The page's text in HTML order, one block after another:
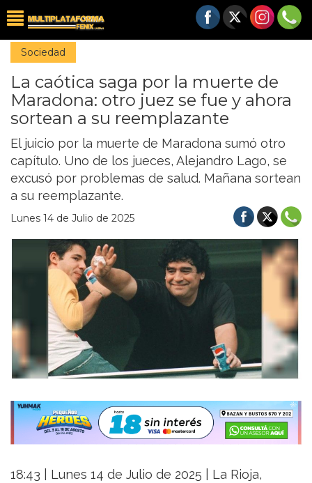
Sociedad
La caótica saga por la muerte de
Maradona: otro juez se fue y ahora
sortean a su reemplazante
El juicio por la muerte de Maradona sumó otro
capítulo. Uno de los jueces, Alejandro Lago, se
excusó por problemas de salud. Mañana sortean
a su reemplazante.
Lunes 14 de Julio de 2025
18:43 | Lunes 14 de Julio de 2025 | La Rioja,